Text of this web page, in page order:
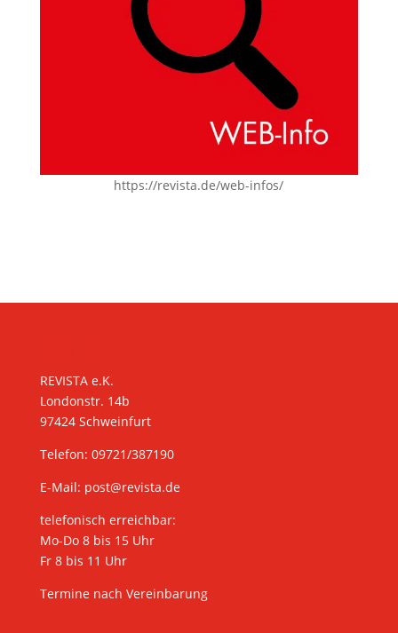
https://revista.de/web-infos/
REVISTA e.K.
Londonstr. 14b
97424 Schweinfurt
Telefon: 09721/387190
E-Mail: post@revista.de
telefonisch erreichbar:
Mo-Do 8 bis 15 Uhr
Fr 8 bis 11 Uhr
Termine nach Vereinbarung